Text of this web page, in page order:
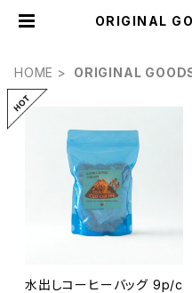
ORIGINAL
HOME ORIGINAL
水出しコーヒーバッグ 9p/c